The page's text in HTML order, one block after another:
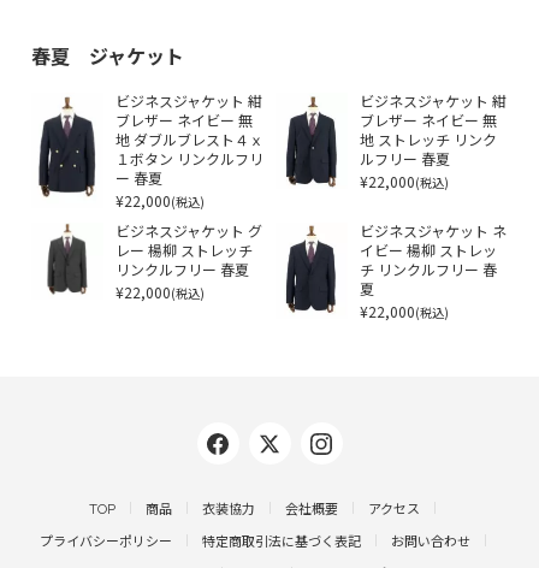
春夏 ジャケット
ビジネスジャケット 紺
ブレザー ネイビー 無
地 ダブルブレスト４ｘ
１ボタン リンクルフリ
ー 春夏
¥22,000(税込)
ビジネスジャケット 紺
ブレザー ネイビー 無
地 ストレッチ リンク
ルフリー 春夏
¥22,000(税込)
ビジネスジャケット グ
レー 楊柳 ストレッチ
リンクルフリー 春夏
¥22,000(税込)
ビジネスジャケット ネ
イビー 楊柳 ストレッ
チ リンクルフリー 春
夏
¥22,000(税込)
TOP 商品 衣装協力 会社概要 アクセス
プライバシーポリシー 特定商取引法に基づく表記 お問い合わせ